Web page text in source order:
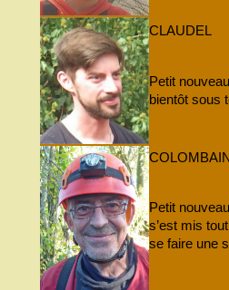
CLAUDEL
Petit
bientôt sous
Petit
s’est mis
se faire une